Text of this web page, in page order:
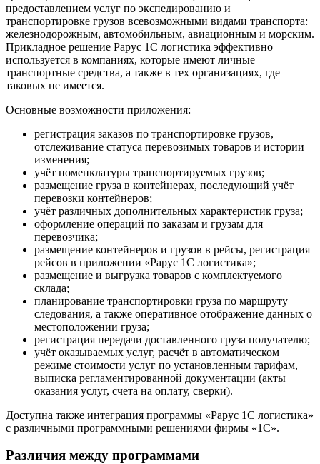
предоставлением услуг по экспедированию и
транспортировке грузов всевозможными видами транспорта:
железнодорожным, автомобильным, авиационным и морским.
Прикладное решение Рарус 1С логистика эффективно
используется в компаниях, которые имеют личные
транспортные средства, а также в тех организациях, где
таковых не имеется.
Основные возможности приложения:
регистрация заказов по транспортировке грузов,
отслеживание статуса перевозимых товаров и истории
изменения;
учёт номенклатуры транспортируемых грузов;
размещение груза в контейнерах, последующий учёт
перевозки контейнеров;
учёт различных дополнительных характеристик груза;
оформление операций по заказам и грузам для
перевозчика;
размещение контейнеров и грузов в рейсы, регистрация
рейсов в приложении «Рарус 1C логистика»;
размещение и выгрузка товаров с комплектуемого
склада;
планирование транспортировки груза по маршруту
следования, а также оперативное отображение данных о
местоположении груза;
регистрация передачи доставленного груза получателю;
учёт оказываемых услуг, расчёт в автоматическом
режиме стоимости услуг по установленным тарифам,
выписка регламентированной документации (акты
оказания услуг, счета на оплату, сверки).
Доступна также интеграция программы «Рарус 1С логистика»
с различными программными решениями фирмы «1С».
Различия между программами